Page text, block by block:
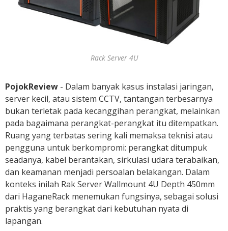
a
Rack Server 4U
PojokReview - Dalam banyak kasus instalasi jaringan,
server kecil, atau sistem CCTV, tantangan terbesarnya
bukan terletak pada kecanggihan perangkat, melainkan
pada bagaimana perangkat-perangkat itu ditempatkan.
Ruang yang terbatas sering kali memaksa teknisi atau
pengguna untuk berkompromi: perangkat ditumpuk
seadanya, kabel berantakan, sirkulasi udara terabaikan,
dan keamanan menjadi persoalan belakangan. Dalam
konteks inilah Rak Server Wallmount 4U Depth 450mm
dari HaganeRack menemukan fungsinya, sebagai solusi
praktis yang berangkat dari kebutuhan nyata di
lapangan.